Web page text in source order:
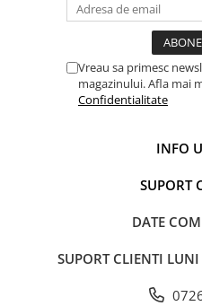
Vreau sa primesc
magazinului. Afla mai
Confidentialitate
INFO
SUPORT
DATE
SUPORT CLIENTI